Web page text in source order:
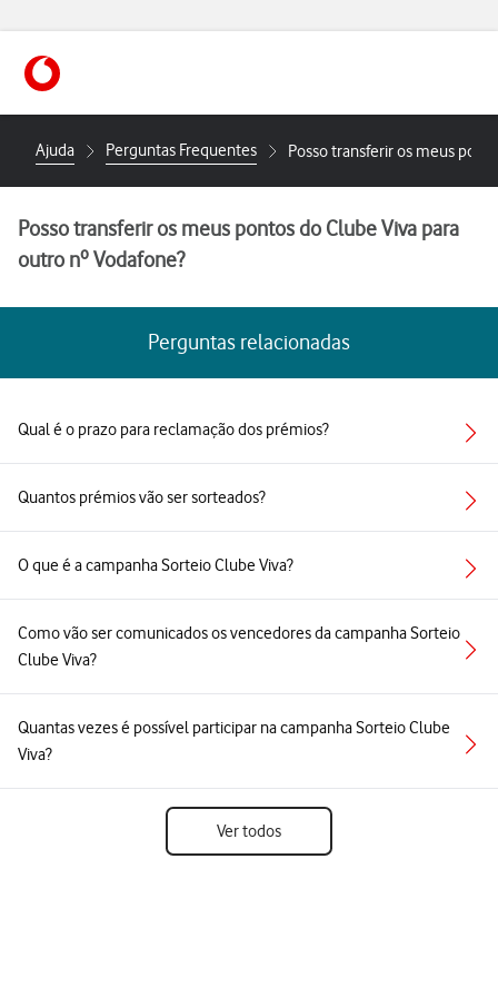
Ajuda Perguntas Frequentes Posso transferir os meus
Posso transferir os meus pontos do Clube Viva para
outro nº Vodafone?
Perguntas relacionadas
Qual é o prazo para reclamação dos prémios?
Quantos prémios vão ser sorteados?
O que é a campanha Sorteio Clube Viva?
Como vão ser comunicados os vencedores da campanha Sorteio
Clube Viva?
Quantas vezes é possível participar na campanha Sorteio Clube
Viva?
Ver todos